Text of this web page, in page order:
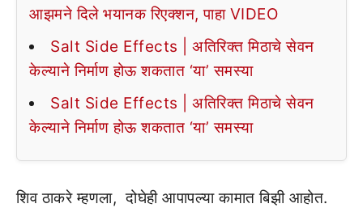
आझमने दिले भयानक रिएक्शन, पाहा VIDEO
Salt Side Effects | अतिरिक्त मिठाचे सेवन
केल्याने निर्माण होऊ शकतात ‘या’ समस्या
Salt Side Effects | अतिरिक्त मिठाचे सेवन
केल्याने निर्माण होऊ शकतात ‘या’ समस्या
शिव ठाकरे म्हणला, दोघेही आपापल्या कामात बिझी आहोत.